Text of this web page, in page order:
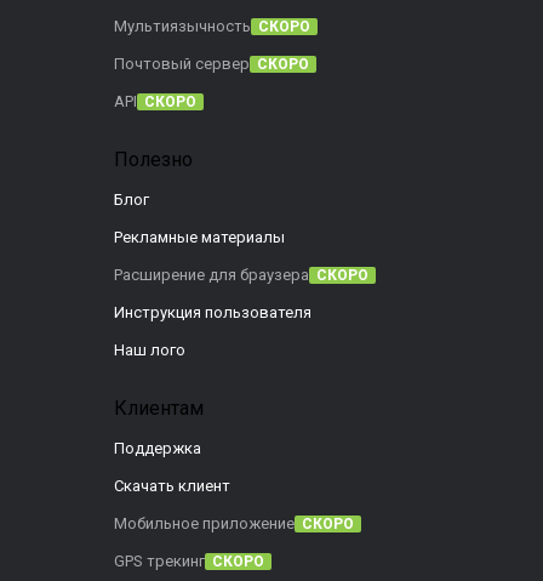
Мультиязычность СКОРО
Почтовый сервер СКОРО
API СКОРО
Полезно
Блог
Рекламные материалы
Расширение для браузера СКОРО
Инструкция пользователя
Наш лого
Клиентам
Поддержка
Скачать клиент
Мобильное приложение СКОРО
GPS трекинг СКОРО